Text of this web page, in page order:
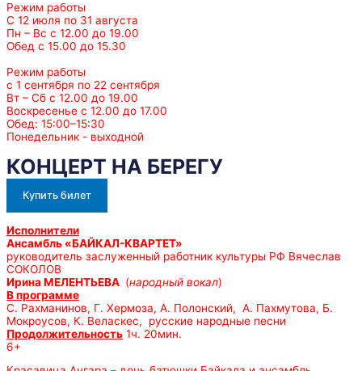
Режим работы
С 12 июля по 31 августа
Пн – Вс с 12.00 до 19.00
Обед с 15.00 до 15.30
Режим работы
с 1 сентября по 22 сентября
Вт – Сб с 12.00 до 19.00
Воскресенье с 12.00 до 17.00
Обед: 15:00–15:30
Понедельник - выходной
КОНЦЕРТ НА БЕРЕГУ
Купить билет
Исполнители
Ансамбль «БАЙКАЛ-КВАРТЕТ»
руководитель заслуженный работник культуры РФ Вячеслав
СОКОЛОВ
Ирина МЕЛЕНТЬЕВА (народный вокал)
В программе
С. Рахманинов, Г. Хермоза, А. Полонский, А. Пахмутова, Б.
Мокроусов, К. Веласкес, русские народные песни
Продолжительность 1ч. 20мин.
6+